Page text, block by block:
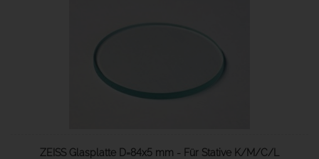
ZEISS Glasplatte D=84x5 mm - Für Stative K/M/C/L